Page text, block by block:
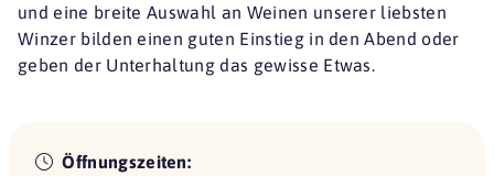
und eine breite Auswahl an Weinen unserer liebsten
Winzer bilden einen guten Einstieg in den Abend oder
geben der Unterhaltung das gewisse Etwas.
Öffnungszeiten: